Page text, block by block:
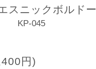
スニックボルドー
KP-045
円)